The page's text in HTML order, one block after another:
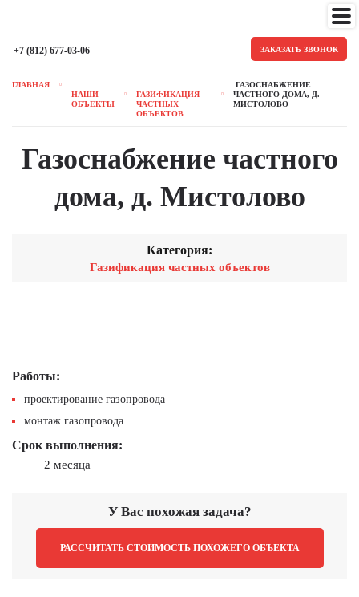
+7 (812) 677-03-06 ЗАКАЗАТЬ ЗВОНОК
ГЛАВНАЯ
НАШИ
ОБЪЕКТЫ
ГАЗИФИКАЦИЯ
ЧАСТНЫХ
ОБЪЕКТОВ
ГАЗОСНАБЖЕНИЕ
ЧАСТНОГО ДОМА, Д.
МИСТОЛОВО
Газоснабжение частного
дома, д. Мистолово
Категория:
Газификация частных объектов
Работы:
проектирование газопровода
монтаж газопровода
Срок выполнения:
2 месяца
У Вас похожая задача?
РАССЧИТАТЬ СТОИМОСТЬ ПОХОЖЕГО ОБЪЕКТА